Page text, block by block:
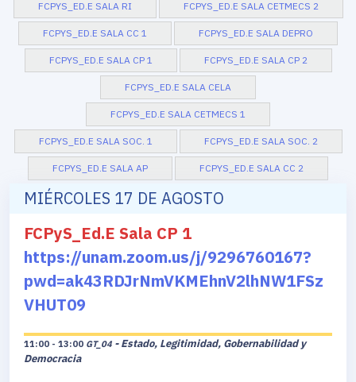
FCPYS_ED.E SALA RI FCPYS_ED.E SALA CETMECS 2
FCPYS_ED.E SALA CC 1 FCPYS_ED.E SALA DEPRO
FCPYS_ED.E SALA CP 1 FCPYS_ED.E SALA CP 2
FCPYS_ED.E SALA CELA
FCPYS_ED.E SALA CETMECS 1
FCPYS_ED.E SALA SOC. 1 FCPYS_ED.E SALA SOC. 2
FCPYS_ED.E SALA AP FCPYS_ED.E SALA CC 2
MIÉRCOLES 17 DE AGOSTO
FCPyS_Ed.E Sala CP 1
https://unam.zoom.us/j/9296760167?
pwd=ak43RDJrNmVKMEhnV2lhNW1FSz
VHUT09
11:00 - 13:00 GT_04 - Estado, Legitimidad, Gobernabilidad y
Democracia